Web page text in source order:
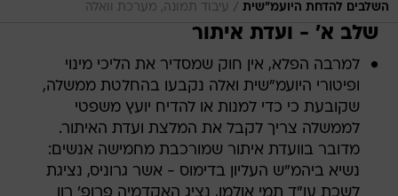
השלבים להדחת היועמ"שית / עיבוד תמונה, מערכת וואלה
שלב א' - ועדת איתור
למרבה הפלא, אין חוק שמסדיר את הליכי מינוי
ופיטורי היועמ"שית ואלה נקבעו בהחלטת ממשלה,
שקובעת כי כדי למנות או להדיח יועץ משפטי
לממשלה צריך לקבל את המלצת ועדת האיתור.
מדובר בוועדת איתור שמורכבת מחמישה אנשים:
נשיא ביהמ"ש העליון בדימוס - אשר גרוניס, נציגת
לשכת עו"ד תמי אולמן, נציג האקדמיה פרופ' רון